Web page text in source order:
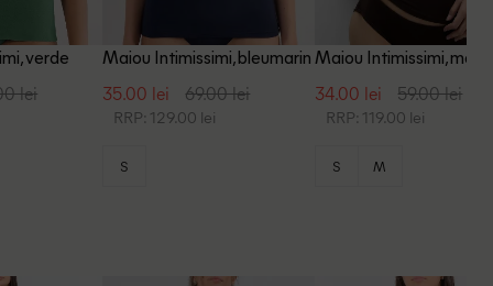
verde
lei
Maiou Intimissimi, bleumarin
35.00 lei 69.00 lei
RRP: 129.00 lei
S
Maiou Intimissimi, maro
34.00 lei 59.00 lei
RRP: 119.00 lei
S M